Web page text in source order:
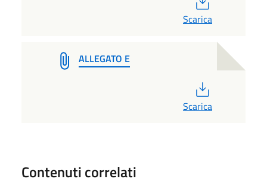
Scarica
ALLEGATO E
Scarica
Contenuti correlati